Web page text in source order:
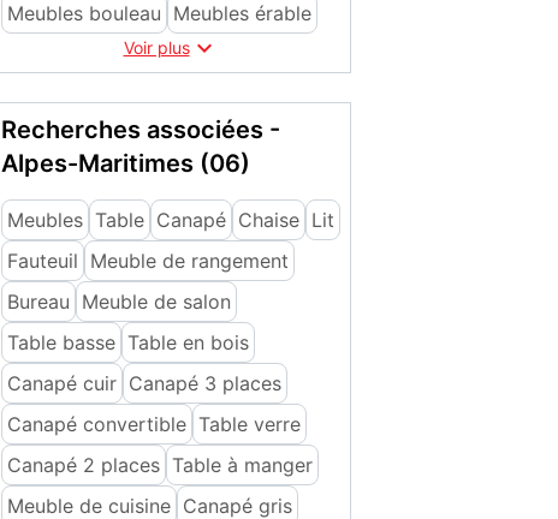
Meubles bouleau Meubles érable
Voir plus
Recherches associées -
Alpes-Maritimes (06)
Meubles Table Canapé Chaise Lit
Fauteuil Meuble de rangement
Bureau Meuble de salon
Table basse Table en bois
Canapé cuir Canapé 3 places
Canapé convertible Table verre
Canapé 2 places Table à manger
Meuble de cuisine Canapé gris